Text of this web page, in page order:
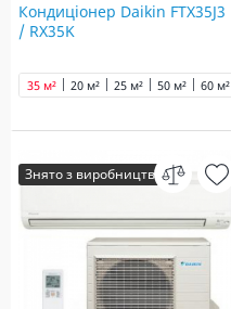
Кондиціонер Daikin FTX35J3
/ RX35K
20 м² 25 м²
35 м² 50 м² 60 м²
Знято з виробництва